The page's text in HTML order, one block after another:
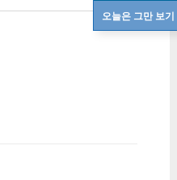
오늘은 그만 보기